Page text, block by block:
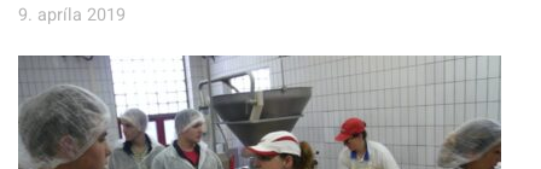
9. apríla 2019